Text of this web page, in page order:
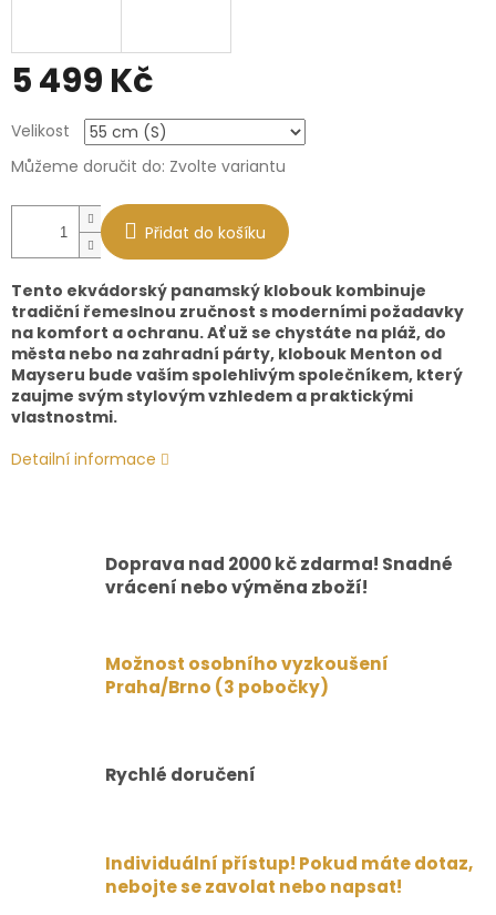
5 499 Kč
cena:
Velikost
Můžeme doručit do: Zvolte variantu
Přidat do košíku
Tento ekvádorský panamský klobouk kombinuje
tradiční řemeslnou zručnost s moderními požadavky
na komfort a ochranu. Ať už se chystáte na pláž, do
města nebo na zahradní párty, klobouk Menton od
Mayseru bude vaším spolehlivým společníkem, který
zaujme svým stylovým vzhledem a praktickými
vlastnostmi.
Detailní informace
Doprava nad 2000 kč zdarma! Snadné
vrácení nebo výměna zboží!
Možnost osobního vyzkoušení
Praha/Brno (3 pobočky)
Rychlé doručení
Individuální přístup! Pokud máte dotaz,
nebojte se zavolat nebo napsat!